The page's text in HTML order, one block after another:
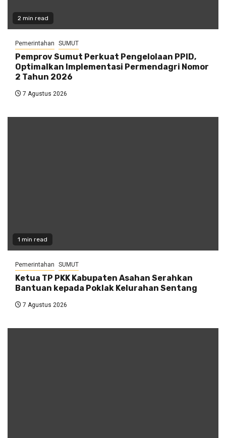
2 min read
Pemerintahan SUMUT
Pemprov Sumut Perkuat Pengelolaan PPID,
Optimalkan Implementasi Permendagri Nomor
2 Tahun 2026
7 Agustus 2026
1 min read
Pemerintahan SUMUT
Ketua TP PKK Kabupaten Asahan Serahkan
Bantuan kepada Poklak Kelurahan Sentang
7 Agustus 2026